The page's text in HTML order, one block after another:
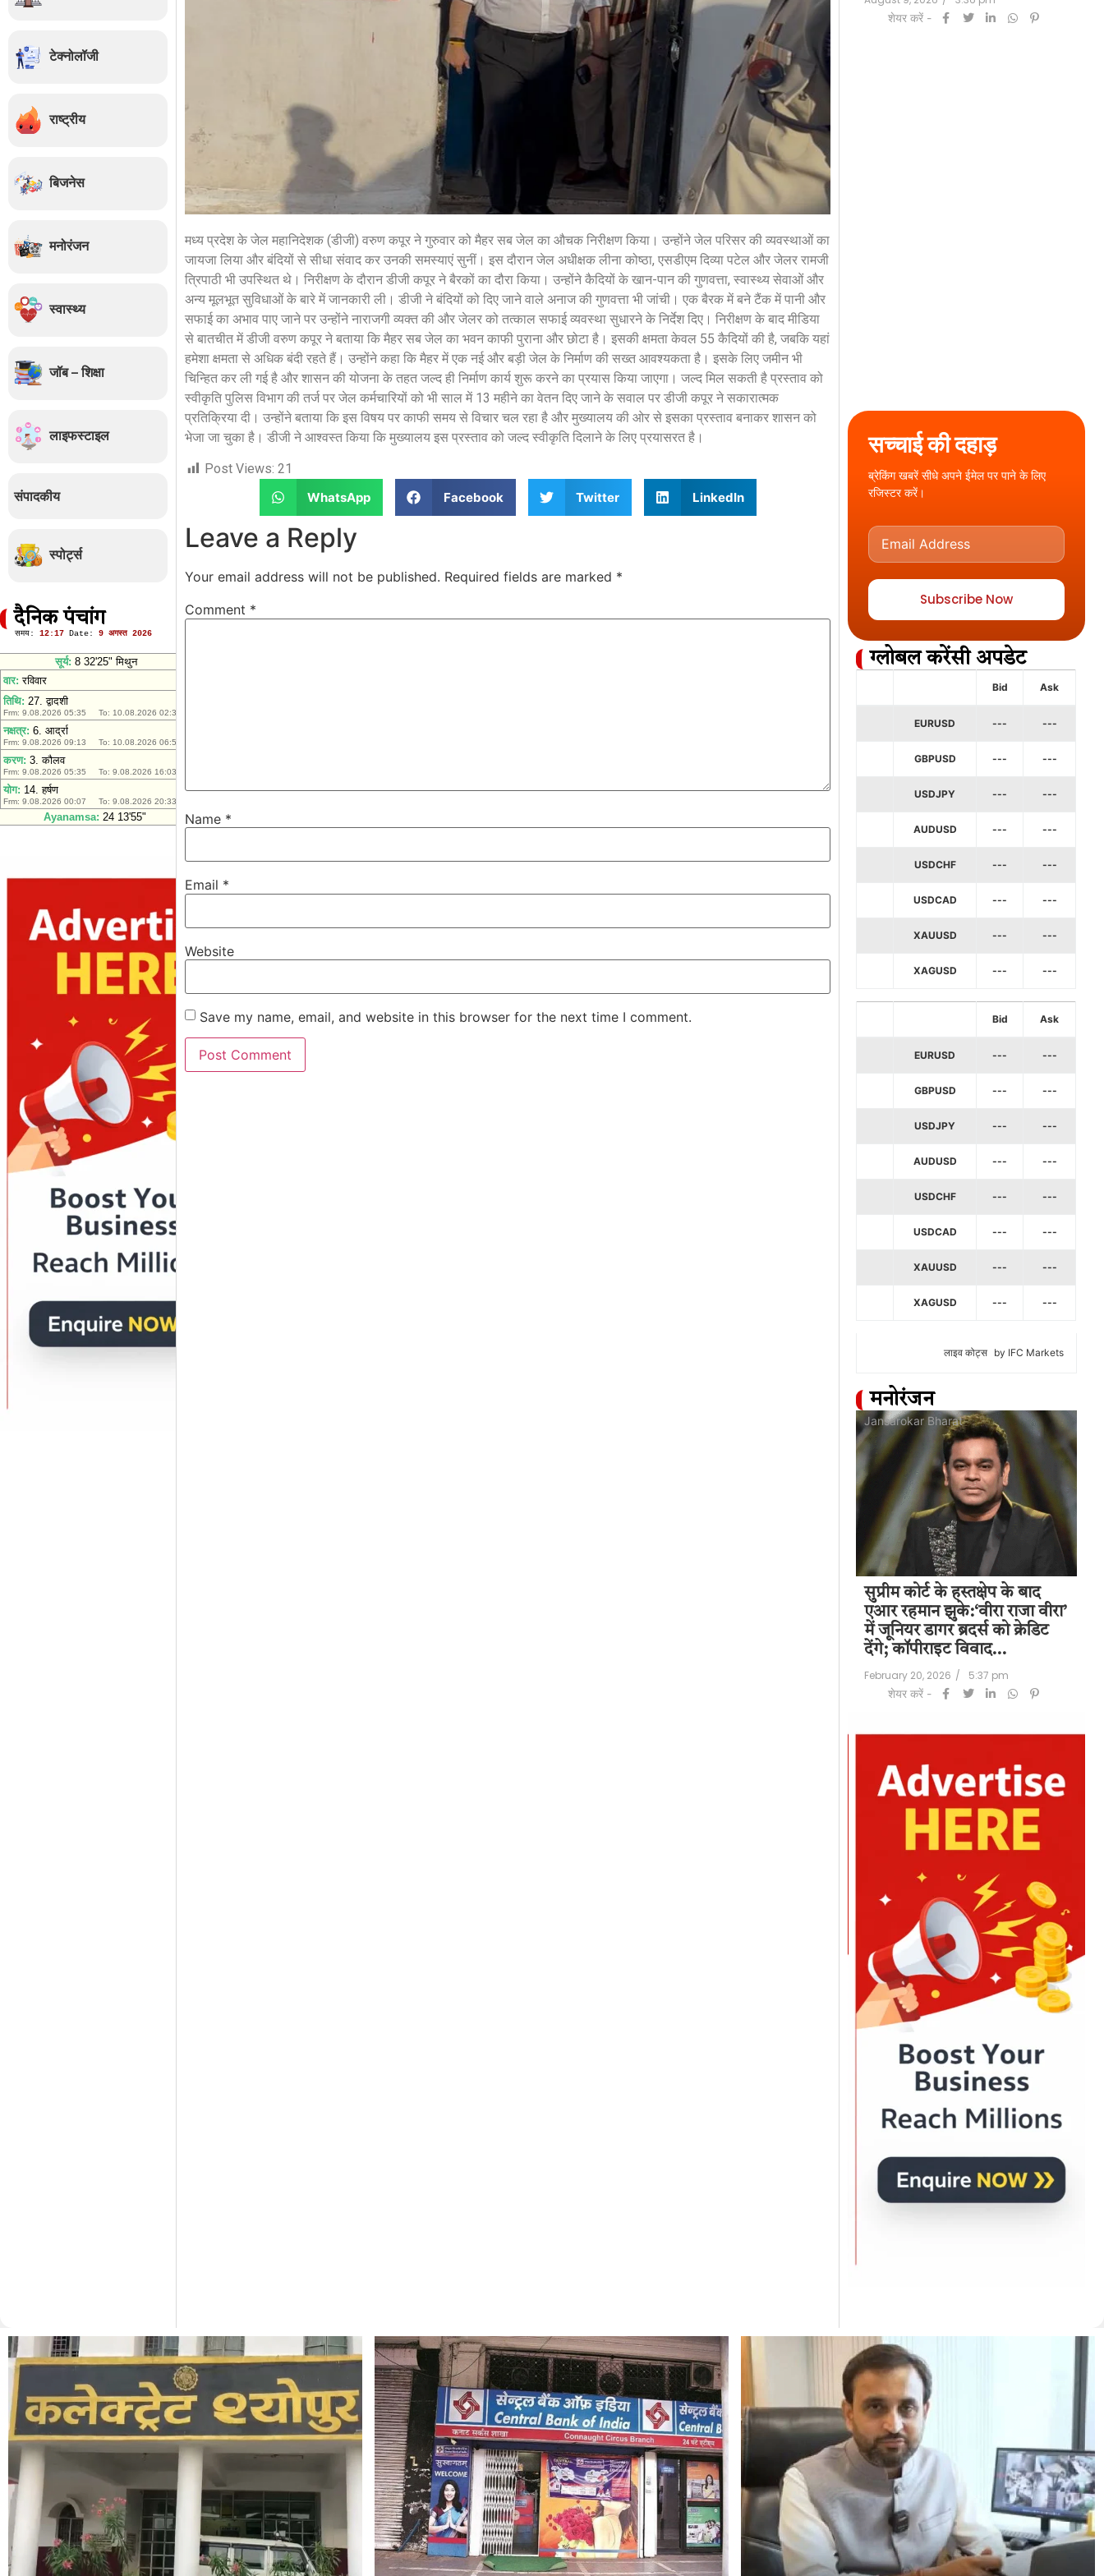
टेक्नोलॉजी
राष्ट्रीय
बिजनेस
मनोरंजन
स्वास्थ्य
जॉब – शिक्षा
लाइफस्टाइल
संपादकीय
स्पोर्ट्स
दैनिक पंचांग
मध्य प्रदेश के जेल महानिदेशक (डीजी) वरुण कपूर ने गुरुवार को मैहर सब जेल का औचक निरीक्षण किया। उन्होंने जेल परिसर की व्यवस्थाओं का
जायजा लिया और बंदियों से सीधा संवाद कर उनकी समस्याएं सुनीं। इस दौरान जेल अधीक्षक लीना कोष्ठा, एसडीएम दिव्या पटेल और जेलर रामजी
त्रिपाठी भी उपस्थित थे। निरीक्षण के दौरान डीजी कपूर ने बैरकों का दौरा किया। उन्होंने कैदियों के खान-पान की गुणवत्ता, स्वास्थ्य सेवाओं और
अन्य मूलभूत सुविधाओं के बारे में जानकारी ली। डीजी ने बंदियों को दिए जाने वाले अनाज की गुणवत्ता भी जांची। एक बैरक में बने टैंक में पानी और
सफाई का अभाव पाए जाने पर उन्होंने नाराजगी व्यक्त की और जेलर को तत्काल सफाई व्यवस्था सुधारने के निर्देश दिए। निरीक्षण के बाद मीडिया
से बातचीत में डीजी वरुण कपूर ने बताया कि मैहर सब जेल का भवन काफी पुराना और छोटा है। इसकी क्षमता केवल 55 कैदियों की है, जबकि यहां
हमेशा क्षमता से अधिक बंदी रहते हैं। उन्होंने कहा कि मैहर में एक नई और बड़ी जेल के निर्माण की सख्त आवश्यकता है। इसके लिए जमीन भी
चिन्हित कर ली गई है और शासन की योजना के तहत जल्द ही निर्माण कार्य शुरू करने का प्रयास किया जाएगा। जल्द मिल सकती है प्रस्ताव को
स्वीकृति पुलिस विभाग की तर्ज पर जेल कर्मचारियों को भी साल में 13 महीने का वेतन दिए जाने के सवाल पर डीजी कपूर ने सकारात्मक
प्रतिक्रिया दी। उन्होंने बताया कि इस विषय पर काफी समय से विचार चल रहा है और मुख्यालय की ओर से इसका प्रस्ताव बनाकर शासन को
भेजा जा चुका है। डीजी ने आश्वस्त किया कि मुख्यालय इस प्रस्ताव को जल्द स्वीकृति दिलाने के लिए प्रयासरत है।
Post Views: 21
WhatsApp
Facebook Twitter LinkedIn
Leave a Reply
Your email address will not be published. Required fields are marked *
Comment *
Name *
Email *
Website
Save my name, email, and website in this browser for the next time I comment.
शेयर करें -
शेयर करें -
सच्चाई की दहाड़
ब्रेकिंग खबरें सीधे अपने ईमेल पर पाने के लिए
रजिस्टर करें।
Subscribe Now
ग्लोबल करेंसी अपडेट
Bid Ask
EURUSD --- ---
GBPUSD --- ---
USDJPY --- ---
AUDUSD --- ---
USDCHF --- ---
USDCAD --- ---
XAUUSD --- ---
XAGUSD --- ---
Bid Ask
EURUSD --- ---
GBPUSD --- ---
USDJPY --- ---
AUDUSD --- ---
USDCHF --- ---
USDCAD --- ---
XAUUSD --- ---
XAGUSD --- ---
लाइव कोट्स by IFC Markets
मनोरंजन
Jansarokar Bharat
सुप्रीम कोर्ट के हस्तक्षेप के बाद
एआर रहमान झुके:‘वीरा राजा वीरा’
में जूनियर डागर ब्रदर्स को क्रेडिट
देंगे; कॉपीराइट विवाद…
February 20, 2026 /
5:37 pm
शेयर करें -